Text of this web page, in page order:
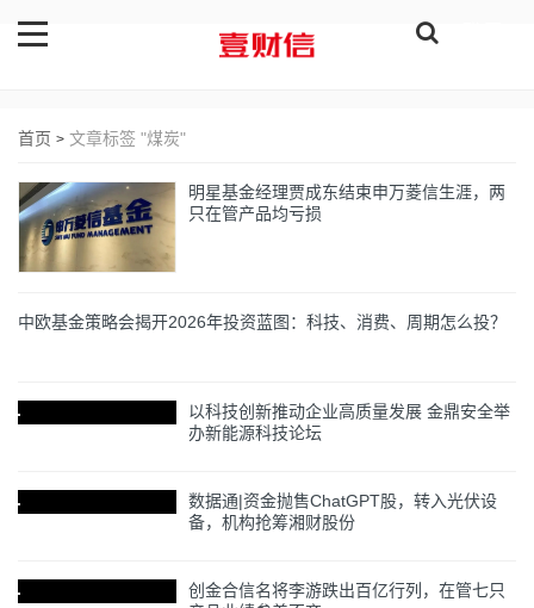
首页 > 文章标签 "煤炭"
明星基金经理贾成东结束申万菱信生涯，两
只在管产品均亏损
中欧基金策略会揭开2026年投资蓝图：科技、消费、周期怎么投？
以科技创新推动企业高质量发展 金鼎安全举
办新能源科技论坛
数据通|资金抛售ChatGPT股，转入光伏设
备，机构抢筹湘财股份
创金合信名将李游跌出百亿行列，在管七只